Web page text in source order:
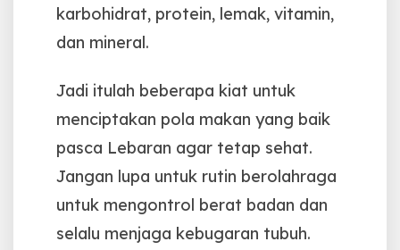
karbohidrat, protein, lemak, vitamin,
dan mineral.
Jadi itulah beberapa kiat untuk
menciptakan pola makan yang baik
pasca Lebaran agar tetap sehat.
Jangan lupa untuk rutin berolahraga
untuk mengontrol berat badan dan
selalu menjaga kebugaran tubuh.